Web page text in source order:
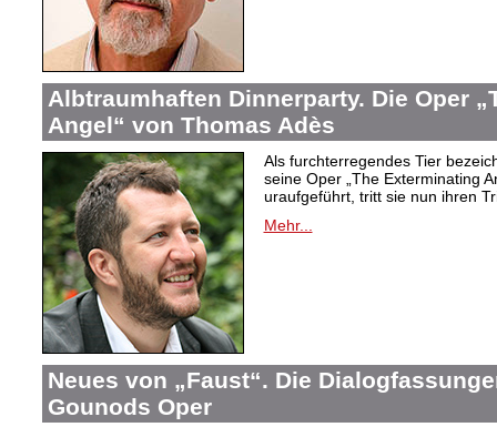
Albtraumhaften Dinnerparty. Die Oper
Angel“ von Thomas Adès
Als furchterregendes Tier
seine Oper „The Exterminating
uraufgeführt, tritt sie nun ihren
Mehr...
Neues von „Faust“. Die
Gounods Oper